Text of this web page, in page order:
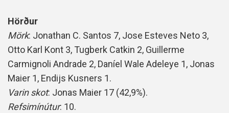
Hörður
Mörk: Jonathan C. Santos 7, Jose Esteves Neto 3,
Otto Karl Kont 3, Tugberk Catkin 2, Guillerme
Carmignoli Andrade 2, Daníel Wale Adeleye 1, Jonas
Maier 1, Endijs Kusners 1.
Varin skot: Jonas Maier 17 (42,9%).
Refsimínútur: 10.